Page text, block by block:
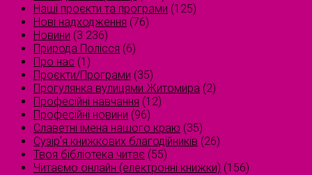
Наші проєкти та програми (125)
Нові надходження (76)
Новини (3 236)
Природа Полісся (6)
Про нас (1)
Проєкти/Програми (35)
Прогулянка вулицями Житомира (2)
Професійні навчання (12)
Професійні новини (96)
Славетні імена нашого краю (35)
Сузірʼя книжкових благодійників (26)
Твоя бібліотека читає (55)
Читаємо онлайн (електронні книжки) (156)